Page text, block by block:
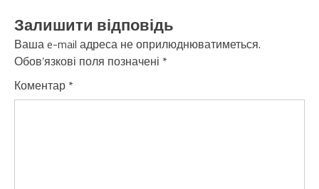
Залишити відповідь
Ваша e-mail адреса не оприлюднюватиметься.
Обов’язкові поля позначені *
Коментар *